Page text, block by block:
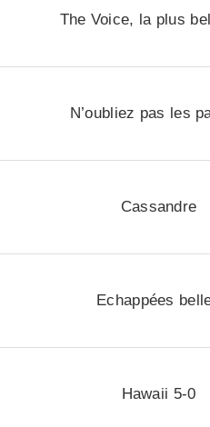
The Voice, la plus
N’oubliez pas les
Cassandre
Echappées
Hawaii 5-0